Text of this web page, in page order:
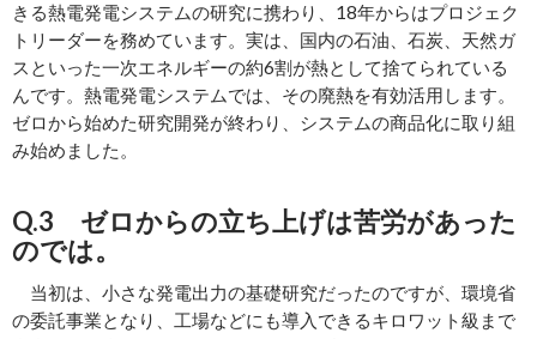
きる熱電発電システムの研究に携わり、18年からはプロジェク
トリーダーを務めています。実は、国内の石油、石炭、天然ガ
スといった一次エネルギーの約6割が熱として捨てられている
んです。熱電発電システムでは、その廃熱を有効活用します。
ゼロから始めた研究開発が終わり、システムの商品化に取り組
み始めました。
Q.3 ゼロからの立ち上げは苦労があった
のでは。
当初は、小さな発電出力の基礎研究だったのですが、環境省
の委託事業となり、工場などにも導入できるキロワット級まで